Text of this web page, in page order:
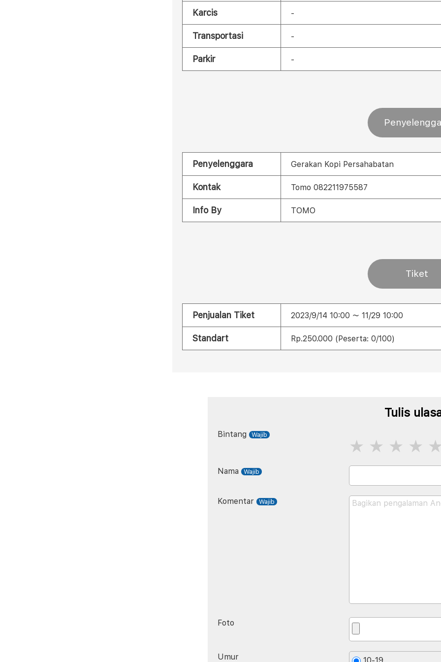
Karcis -
Transportasi -
Parkir -
Penyelenggara Gerakan Kopi Persahabatan
Kontak Tomo 082211975587
Info By TOMO
Tiket
Penjualan Tiket 2023/9/14 10:00 ～ 11/29 10:00
Standart Rp.250.000 (Peserta: 0/100)
Tulis
Bintang
Nama
Komentar
Foto
Umur